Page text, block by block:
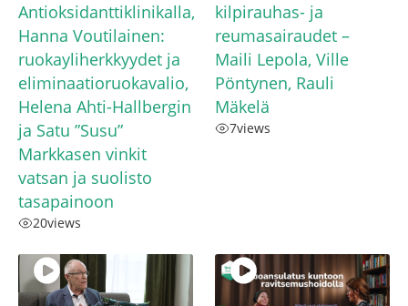
Antioksidanttiklinikalla,
Hanna Voutilainen:
ruokayliherkkyydet ja
eliminaatioruokavalio,
Helena Ahti-Hallbergin
ja Satu ”Susu”
Markkasen vinkit
vatsan ja suolisto
tasapainoon
20views
kilpirauhas- ja
reumasairaudet –
Maili Lepola, Ville
Pöntynen, Rauli
Mäkelä
7views